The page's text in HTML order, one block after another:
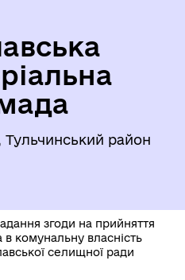
Тульчинський район
згоди на прийняття
в комунальну власність
селищної ради